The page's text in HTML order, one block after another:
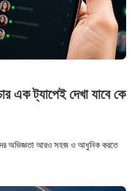
এক ট্যাপেই দেখা যাবে কে
অভিজ্ঞতা আরও সহজ ও আধুনিক করতে